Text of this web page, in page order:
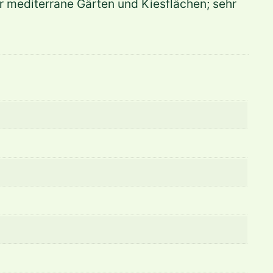
Gärten und Kiesflächen; sehr